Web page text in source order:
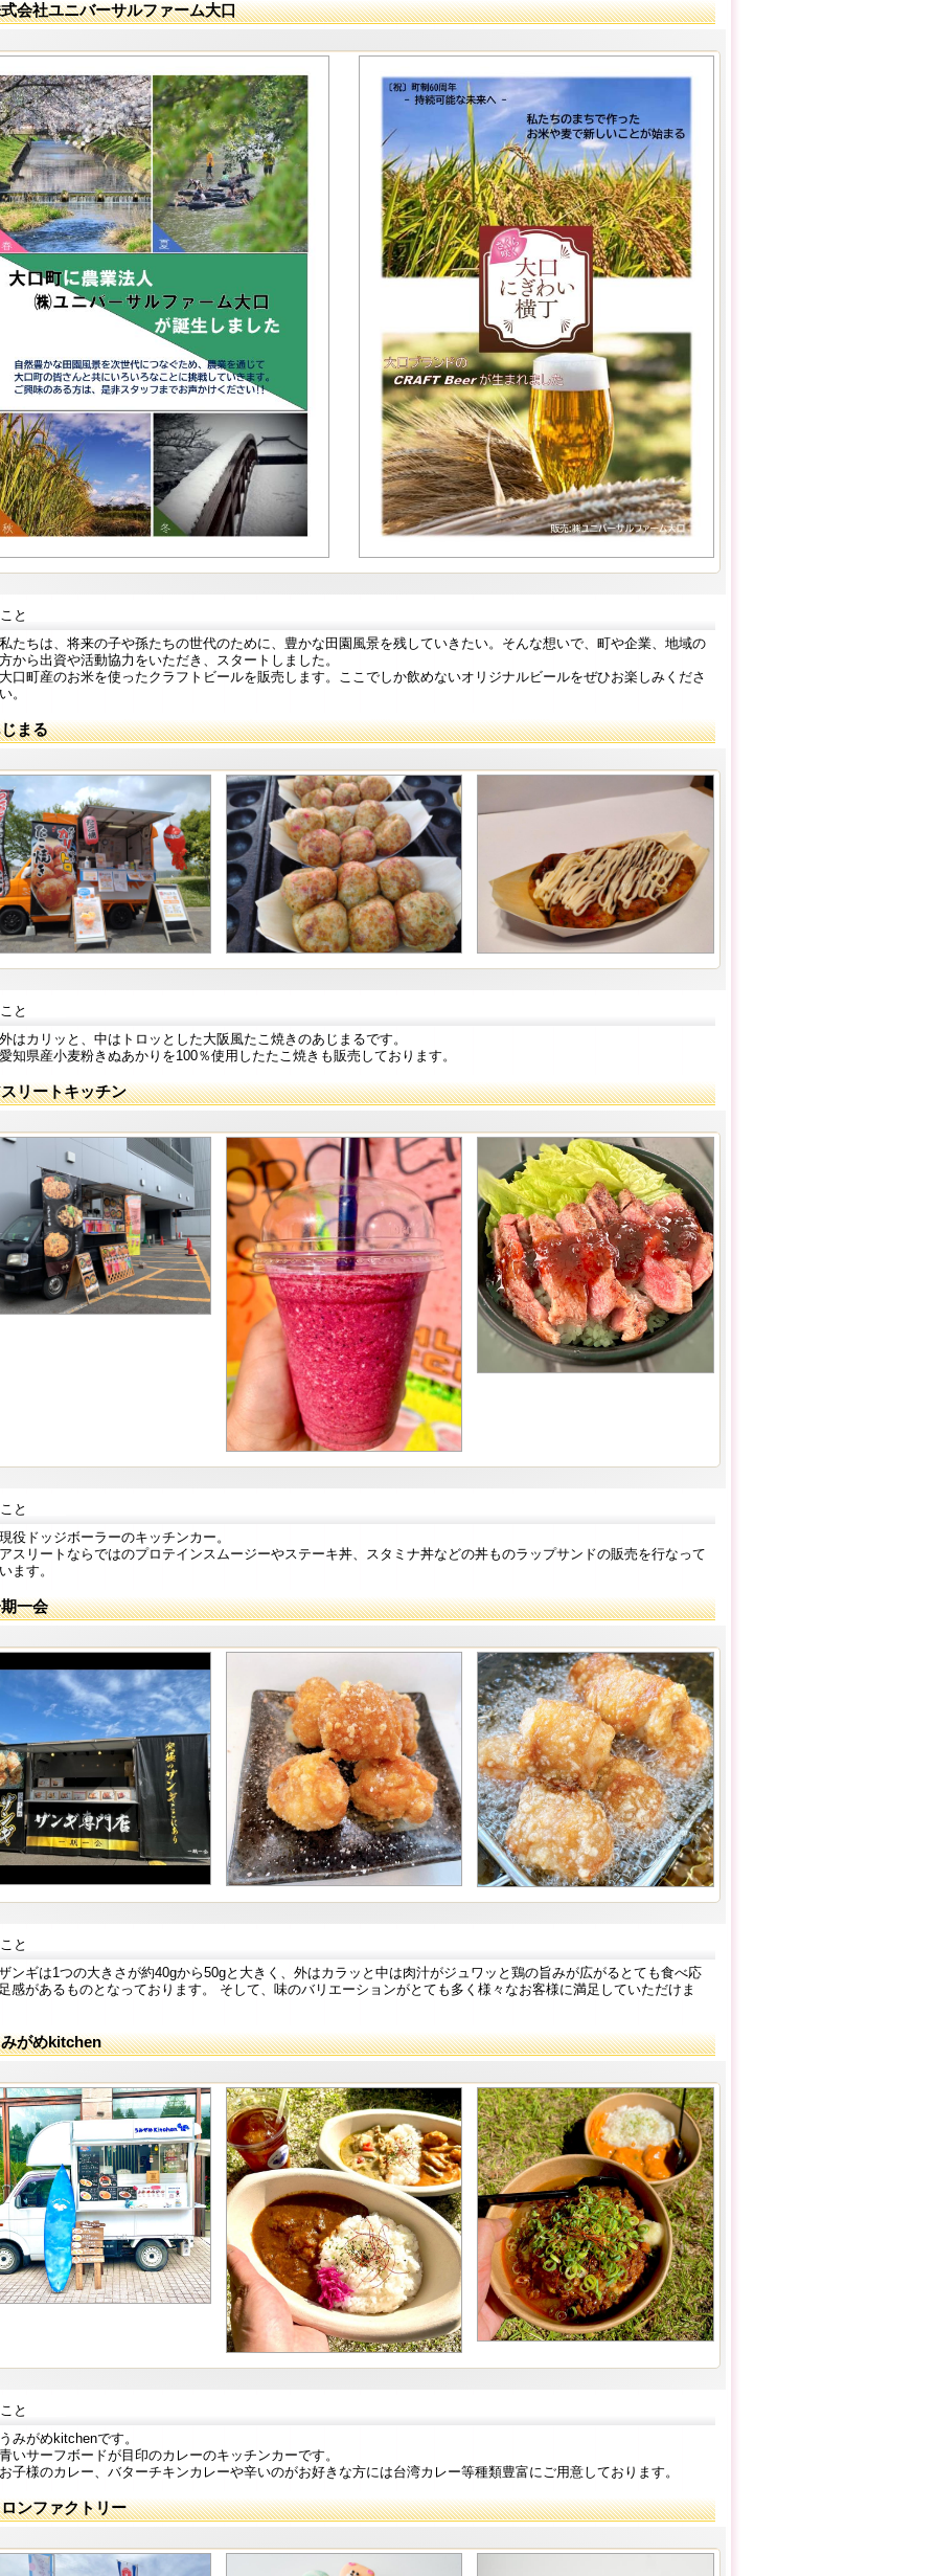
会社ユニバーサルファーム大口
と
私たちは、将来の子や孫たちの世代のために、豊かな田園風景を残していきたい。そんな想いで、町や企業、地域の
方から出資や活動協力をいただき、スタートしました。
大口町産のお米を使ったクラフトビールを販売します。ここでしか飲めないオリジナルビールをぜひお楽しみくださ
い。
まる
と
外はカリッと、中はトロッとした大阪風たこ焼きのあじまるです。
愛知県産小麦粉きぬあかりを100％使用したたこ焼きも販売しております。
リートキッチン
と
現役ドッジボーラーのキッチンカー。
アスリートならではのプロテインスムージーやステーキ丼、スタミナ丼などの丼ものラップサンドの販売を行なって
います。
一会
と
ンギは1つの大きさが約40gから50gと大きく、外はカラッと中は肉汁がジュワッと鶏の旨みが広がるとても食べ応
感があるものとなっております。 そして、味のバリエーションがとても多く様々なお客様に満足していただけま
がめkitchen
と
うみがめkitchenです。
青いサーフボードが目印のカレーのキッチンカーです。
お子様のカレー、バターチキンカレーや辛いのがお好きな方には台湾カレー等種類豊富にご用意しております。
ンファクトリー